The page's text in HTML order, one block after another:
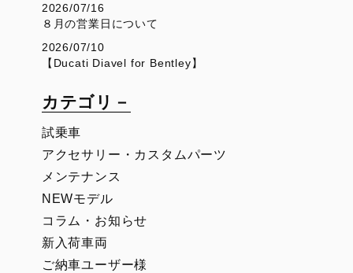
2026/07/16
８月の営業日について
2026/07/10
【Ducati Diavel for Bentley】
カテゴリ－
試乗車
アクセサリー・カスタムパーツ
メンテナンス
NEWモデル
コラム・お知らせ
新入荷車両
ご納車ユーザー様